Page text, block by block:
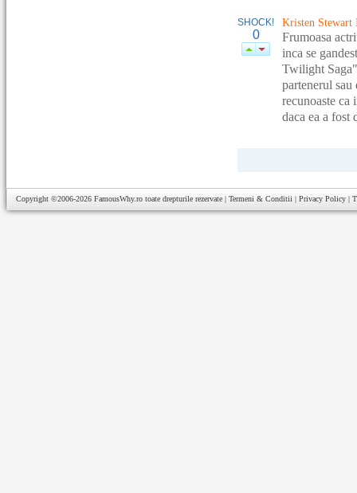
SHOCK!
0
Kristen Stewart
Frumoasa
inca se
Twilight Saga"
partenerul
recunoaste ca
daca ea a fost
Copyright ©2006-2026 FamousWhy.ro toate drepturile rezervate | Termeni & Conditii | Privacy Policy |